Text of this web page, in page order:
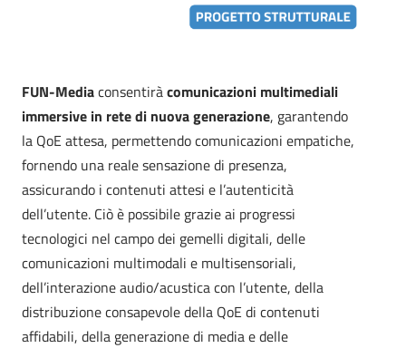
FUN-Mediaconsentiràcomunicazioni multimediali
immersive in rete di nuova generazione, garantendo
la QoE attesa, permettendo comunicazioni empatiche,
fornendo una reale sensazione di presenza,
assicurando i contenuti attesi e l’autenticità
dell’utente. Ciò è possibile grazie ai progressi
tecnologici nel campo dei gemelli digitali, delle
comunicazioni multimodali e multisensoriali,
dell’interazione audio/acustica con l’utente, della
distribuzione consapevole della QoE di contenuti
affidabili, della generazione di media e delle